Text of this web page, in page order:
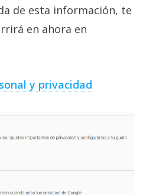
de esta información, te
en ahora en
y privacidad